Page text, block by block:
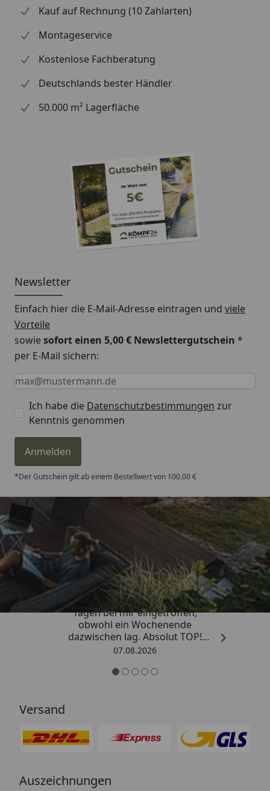
Kauf auf Rechnung (10 Zahlarten)
Montageservice
Kostenlose Fachberatung
Deutschlands bester Händler
50.000 m² Lagerfläche
Newsletter
Einfach hier die E-Mail-Adresse eintragen und viele
Vorteile
sowiesofort einen 5,00 € Newslettergutschein *
per E-Mail sichern:
Keine Eingabe erforderlich
Eingabe erforderlich
E-Mail *
Ich habe die Datenschutzbestimmungen zur
Kenntnis genommen
Anmelden
*Der Gutschein gilt ab einem Bestellwert von 100,00 €
Trusted Shops
4,81/ 5
„Die Bestellung ist innerhalb von 4
Tagen bei mir eingetroffen,
obwohl ein Wochenende
dazwischen lag. Absolut TOP!
Sicherlich nicht die letzte
so.“
07.08.2026
Versand
Auszeichnungen